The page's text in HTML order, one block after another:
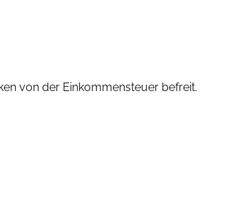
von der Einkommensteuer befreit.